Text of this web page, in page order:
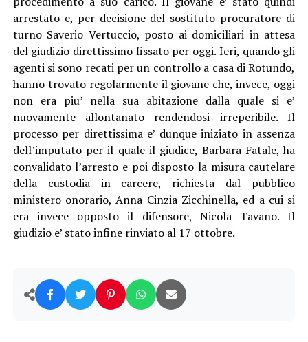
arrestato e, per decisione del sostituto procuratore di
turno Saverio Vertuccio, posto ai domiciliari in attesa
del giudizio direttissimo fissato per oggi. Ieri, quando gli
agenti si sono recati per un controllo a casa di Rotundo,
hanno trovato regolarmente il giovane che, invece, oggi
non era piu’ nella sua abitazione dalla quale si e’
nuovamente allontanato rendendosi irreperibile. Il
processo per direttissima e’ dunque iniziato in assenza
dell’imputato per il quale il giudice, Barbara Fatale, ha
convalidato l’arresto e poi disposto la misura cautelare
della custodia in carcere, richiesta dal pubblico
ministero onorario, Anna Cinzia Zicchinella, ed a cui si
era invece opposto il difensore, Nicola Tavano. Il
giudizio e’ stato infine rinviato al 17 ottobre.